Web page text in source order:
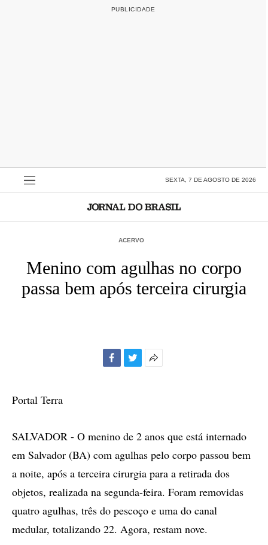
SEXTA, 7 DE AGOSTO DE 2026
ACERVO
Menino com agulhas no corpo
passa bem após terceira cirurgia
Portal Terra
SALVADOR - O menino de 2 anos que está internado
em Salvador (BA) com agulhas pelo corpo passou bem
a noite, após a terceira cirurgia para a retirada dos
objetos, realizada na segunda-feira. Foram removidas
quatro agulhas, três do pescoço e uma do canal
medular, totalizando 22. Agora, restam nove.